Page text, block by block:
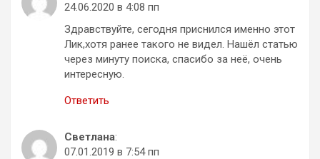
24.06.2020 в 4:08 пп
Здравствуйте, сегодня приснился именно этот
Лик,хотя ранее такого не видел. Нашёл статью
через минуту поиска, спасибо за неё, очень
интересную.
Ответить
Светлана:
07.01.2019 в 7:54 пп